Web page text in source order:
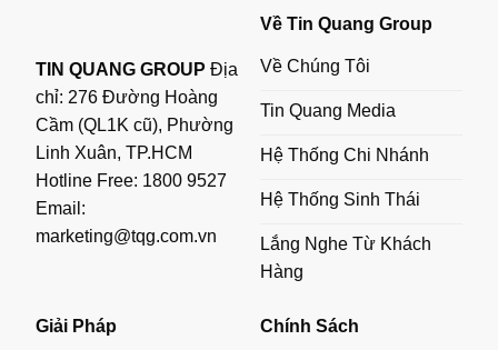
TIN QUANG GROUP Địa
chỉ: 276 Đường Hoàng
Cầm (QL1K cũ), Phường
Linh Xuân, TP.HCM
Hotline Free: 1800 9527
Email:
marketing@tqg.com.vn
Về Tin Quang Group
Về Chúng Tôi
Tin Quang Media
Hệ Thống Chi Nhánh
Hệ Thống Sinh Thái
Lắng Nghe Từ Khách
Hàng
Giải Pháp Chính Sách